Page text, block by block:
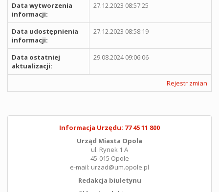
Data wytworzenia
informacji:
27.12.2023 08:57:25
Data udostępnienia
informacji:
27.12.2023 08:58:19
Data ostatniej
aktualizacji:
29.08.2024 09:06:06
Rejestr zmian
Informacja Urzędu: 77 45 11 800
Urząd Miasta Opola
ul. Rynek 1 A
45-015 Opole
e-mail: urzad@um.opole.pl
Redakcja biuletynu